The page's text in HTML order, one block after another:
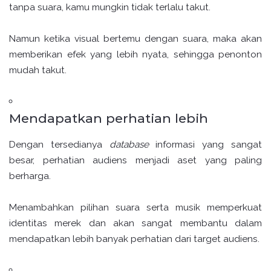
tanpa suara, kamu mungkin tidak terlalu takut.
Namun ketika visual bertemu dengan suara, maka akan
memberikan efek yang lebih nyata, sehingga penonton
mudah takut.
Mendapatkan perhatian lebih
Dengan tersedianya databaseinformasi yang sangat
besar, perhatian audiens menjadi aset yang paling
berharga.
Menambahkan pilihan suara serta musik memperkuat
identitas merek dan akan sangat membantu dalam
mendapatkan lebih banyak perhatian dari target audiens.